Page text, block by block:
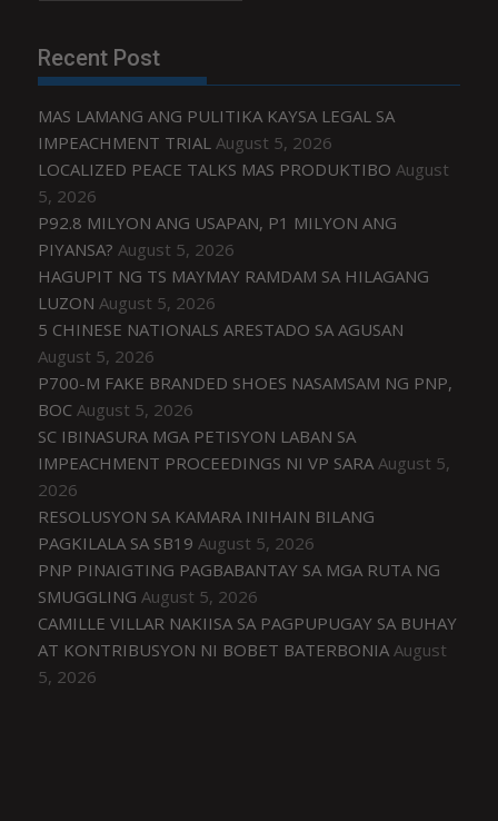
Recent Post
MAS LAMANG ANG PULITIKA KAYSA LEGAL SA
IMPEACHMENT TRIAL August 5, 2026
LOCALIZED PEACE TALKS MAS PRODUKTIBO August
5, 2026
P92.8 MILYON ANG USAPAN, P1 MILYON ANG
PIYANSA? August 5, 2026
HAGUPIT NG TS MAYMAY RAMDAM SA HILAGANG
LUZON August 5, 2026
5 CHINESE NATIONALS ARESTADO SA AGUSAN
August 5, 2026
P700-M FAKE BRANDED SHOES NASAMSAM NG PNP,
BOC August 5, 2026
SC IBINASURA MGA PETISYON LABAN SA
IMPEACHMENT PROCEEDINGS NI VP SARA August 5,
2026
RESOLUSYON SA KAMARA INIHAIN BILANG
PAGKILALA SA SB19 August 5, 2026
PNP PINAIGTING PAGBABANTAY SA MGA RUTA NG
SMUGGLING August 5, 2026
CAMILLE VILLAR NAKIISA SA PAGPUPUGAY SA BUHAY
AT KONTRIBUSYON NI BOBET BATERBONIA August
5, 2026